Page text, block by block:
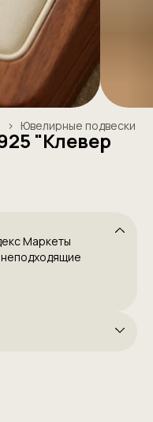
Ювелирные подвески
›
"Клевер
Маркеты